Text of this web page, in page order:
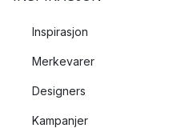
Inspirasjon
Merkevarer
Designers
Kampanjer